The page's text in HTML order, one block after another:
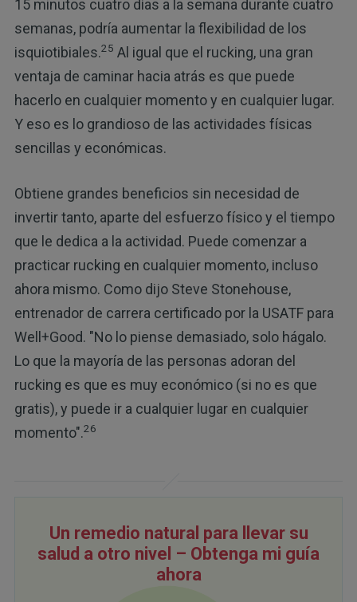
15 minutos cuatro días a la semana durante cuatro
semanas, podría aumentar la flexibilidad de los
isquiotibiales.25 Al igual que el rucking, una gran
ventaja de caminar hacia atrás es que puede
hacerlo en cualquier momento y en cualquier lugar.
Y eso es lo grandioso de las actividades físicas
sencillas y económicas.
Obtiene grandes beneficios sin necesidad de
invertir tanto, aparte del esfuerzo físico y el tiempo
que le dedica a la actividad. Puede comenzar a
practicar rucking en cualquier momento, incluso
ahora mismo. Como dijo Steve Stonehouse,
entrenador de carrera certificado por la USATF para
Well+Good. "No lo piense demasiado, solo hágalo.
Lo que la mayoría de las personas adoran del
rucking es que es muy económico (si no es que
gratis), y puede ir a cualquier lugar en cualquier
momento".26
Un remedio natural para llevar su
salud a otro nivel – Obtenga mi guía
ahora